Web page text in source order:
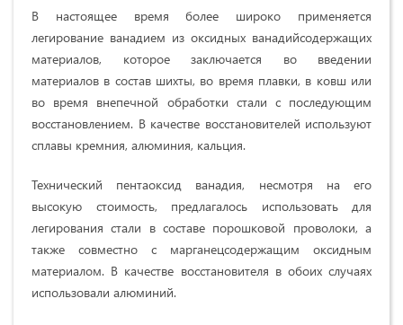
В настоящее время более широко применяется
легирование ванадием из оксидных ванадийсодержащих
материалов, которое заключается во введении
материалов в состав шихты, во время плавки, в ковш или
во время внепечной обработки стали с последующим
восстановлением. В качестве восстановителей используют
сплавы кремния, алюминия, кальция.
Технический пентаоксид ванадия, несмотря на его
высокую стоимость, предлагалось использовать для
легирования стали в составе порошковой про­волоки, а
также совместно с марганецсодержащим оксидным
материалом. В качестве восстановителя в обоих случаях
использовали алюминий.